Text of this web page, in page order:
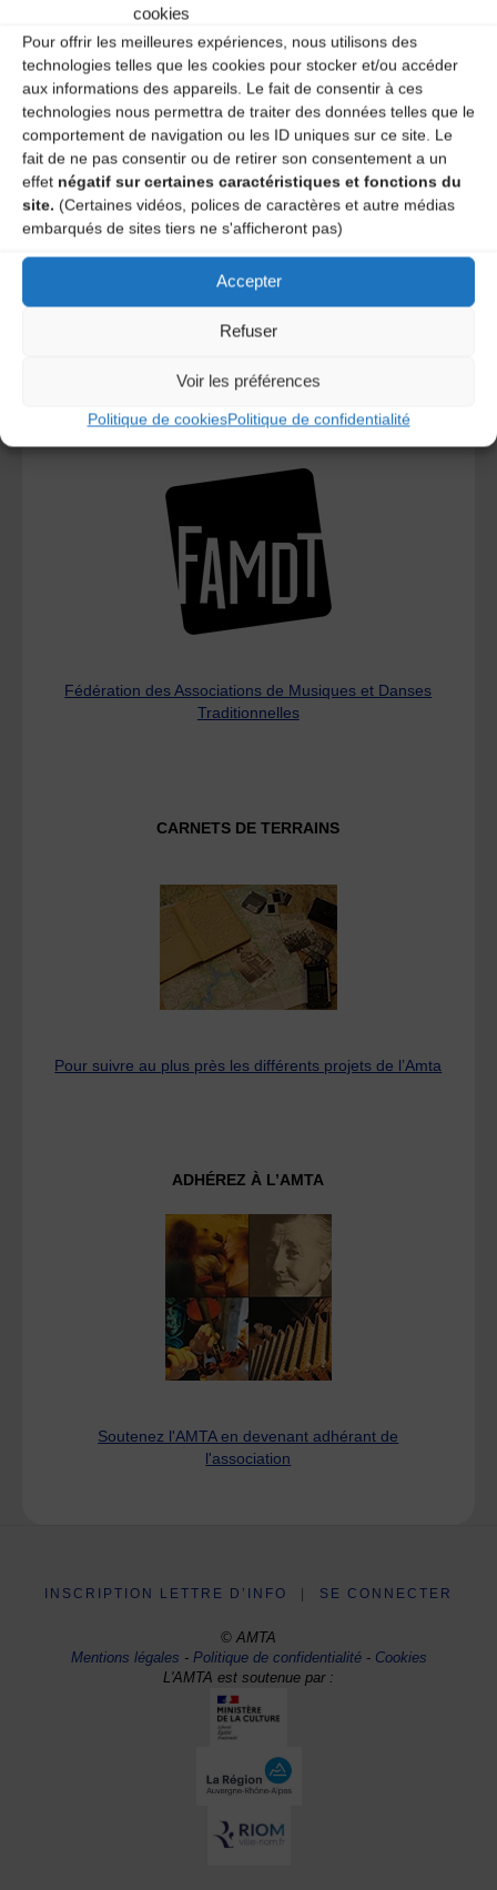
cookies
Pour offrir les meilleures expériences, nous utilisons des
technologies telles que les cookies pour stocker et/ou accéder
aux informations des appareils. Le fait de consentir à ces
technologies nous permettra de traiter des données telles que le
comportement de navigation ou les ID uniques sur ce site. Le
fait de ne pas consentir ou de retirer son consentement a un
effet négatif sur certaines caractéristiques et fonctions du
site. (Certaines vidéos, polices de caractères et autre médias
embarqués de sites tiers ne s'afficheront pas)
Accepter
Refuser
Voir les préférences
Politique de cookiesPolitique de confidentialité
A DECOUVRIR :
Le distributeur des musiques Trad'
Fédération des Associations de Musiques et Danses
Traditionnelles
CARNETS DE TERRAINS
Pour suivre au plus près les différents projets de l’Amta
ADHÉREZ À L’AMTA
Soutenez l'AMTA en devenant adhérant de
l'association
INSCRIPTION LETTRE D’INFO SE CONNECTER
© AMTA
Mentions légales -Politique de confidentialité- Cookies
L'AMTA est soutenue par :